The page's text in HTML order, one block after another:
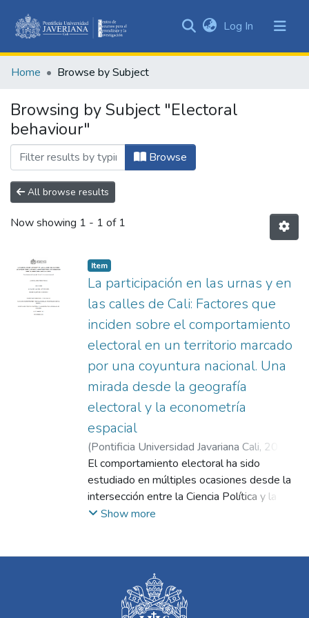
&
All of DSpace
Log In (current)
Home Browse by Subject
Browsing by Subject "Electoral
behaviour"
Browse
All browse results
Now showing 1 - 1 of 1
Item
La participación en las urnas y en
las calles de Cali: Factores que
inciden sobre el comportamiento
electoral en un territorio marcado
por una coyuntura nacional. Una
mirada desde la geografía
electoral y la econometría
espacial
(Pontificia Universidad Javariana Cali, 2024
Neira Torres, Andrés Camilo;López de
Mesa, Alejandro Sánchez;Quiñones
Domínguez, Mauricio
El comportamiento electoral ha sido
estudiado en múltiples ocasiones desde la
intersección entre la Ciencia Política y la
Economía. Por ejemplo, en diversos
asistencia a las urnas. Sin embargo, cabe
recordar que el voto solo es una de las
formas de participación ciudadana. El
Show more